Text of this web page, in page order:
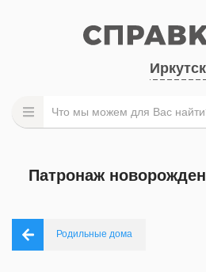
Иркутск
Патронаж
Родильные дома